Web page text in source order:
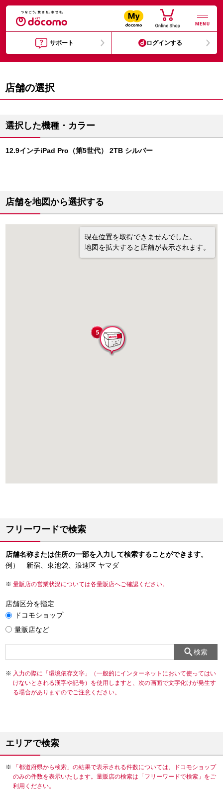
MENU
サポート ログインする
店舗の選択
選択した機種・カラー
12.9インチiPad Pro（第5世代） 2TB シルバー
店舗を地図から選択する
現在位置を取得できませんでした。
地図を拡大すると店舗が表示されます。
フリーワードで検索
店舗名称または住所の一部を入力して検索することができます。
例） 新宿、東池袋、浪速区 ヤマダ
量販店の営業状況については各量販店へご確認ください。
店舗区分を指定
ドコモショップ
量販店など
検索
入力の際に「環境依存文字」（一般的にインターネットにおいて使ってはい
けないとされる漢字や記号）を使用しますと、次の画面で文字化けが発生す
る場合がありますのでご注意ください。
エリアで検索
「都道府県から検索」の結果で表示される件数については、ドコモショップ
のみの件数を表示いたします。量販店の検索は「フリーワードで検索」をご
利用ください。